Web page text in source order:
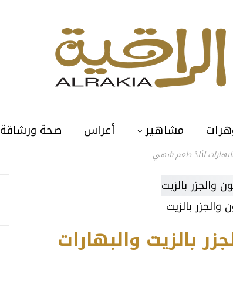
مشاهير أعراس صحة ورشاقة
لألذ طعم شهي
بالزيت
بالزيت والبهارات